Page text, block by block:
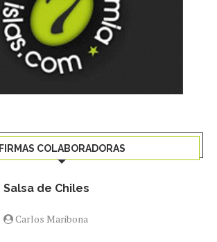
FIRMAS COLABORADORAS
Salsa de Chiles
Carlos Maribona